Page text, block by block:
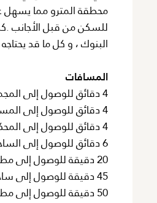
محطقة المترو مما يسهل
للسكن من قبل الأجانب
البنوك ، و كل ما قد
المسافات
4 دقائق للوصول إلى المجمع التجاري
4 دقائق للوصول إلى المستشفى
4 دقائق للوصول إلى المحكمة
6 دقائق للوصول إلى الساحل
20 دقيقة للوصول إلى مطار صبيحة كوكجن
45 دقيقة للوصول إلى ساحة تقسيم بالمترو
50 دقيقة للوصول إلى مطار اسطنبول